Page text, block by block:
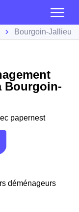
Bourgoin-Jallieu